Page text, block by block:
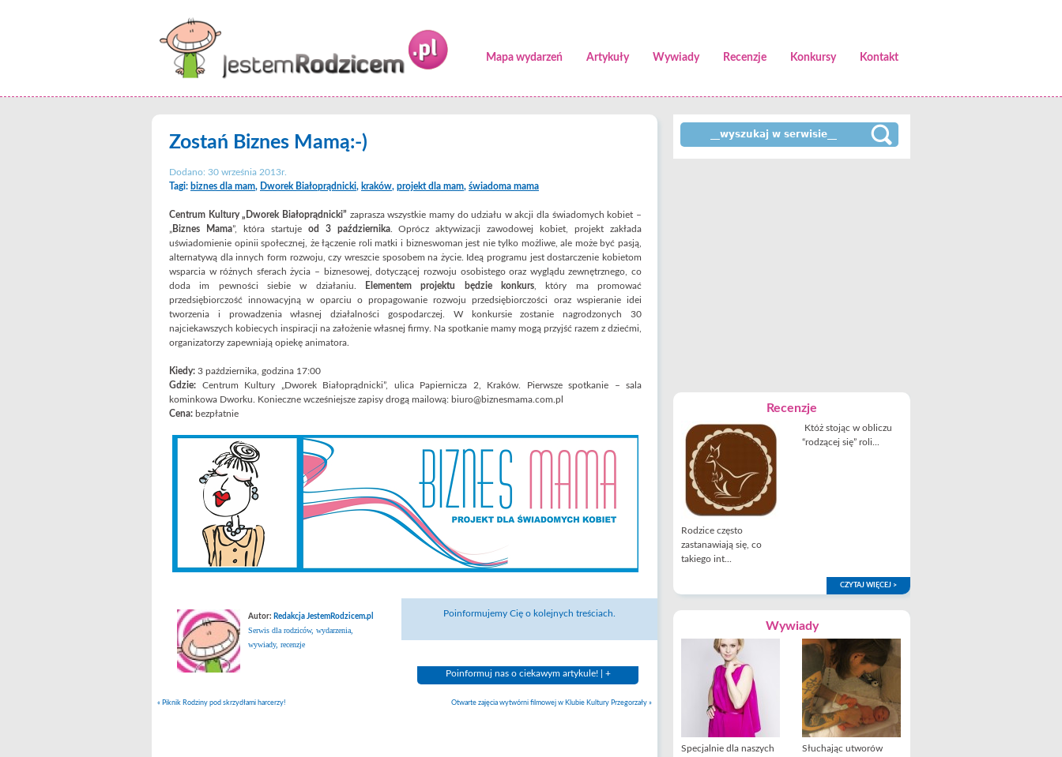
Mapa wydarzeń Artykuły Wywiady Recenzje Konkursy Kontakt
Zostań Biznes Mamą:-)
Dodano: 30 września 2013r.
Tagi: biznes dla mam, Dworek Białoprądnicki, kraków, projekt dla mam, świadoma mama
Centrum Kultury „Dworek Białoprądnicki”zaprasza wszystkie mamy do udziału w akcji dla świadomych kobiet –
„Biznes Mama”, która startuje od 3 października. Oprócz aktywizacji zawodowej kobiet, projekt zakłada
uświadomienie opinii społecznej, że łączenie roli matki i bizneswoman jest nie tylko możliwe, ale może być pasją,
alternatywą dla innych form rozwoju, czy wreszcie sposobem na życie. Ideą programu jest dostarczenie kobietom
wsparcia w różnych sferach życia – biznesowej, dotyczącej rozwoju osobistego oraz wyglądu zewnętrznego, co
doda im pewności siebie w działaniu.
Elementem projektu będzie konkurs , który ma promować
przedsiębiorczość innowacyjną w oparciu o propagowanie rozwoju przedsiębiorczości oraz wspieranie idei
tworzenia i prowadzenia własnej działalności gospodarczej. W konkursie zostanie nagrodzonych 30
najciekawszych kobiecych inspiracji na założenie własnej firmy. Na spotkanie mamy mogą przyjść razem z dziećmi,
organizatorzy zapewniają opiekę animatora.
Kiedy: 3 października, godzina 17:00
Gdzie: Centrum Kultury „Dworek Białoprądnicki”, ulica Papiernicza 2, Kraków. Pierwsze spotkanie – sala
kominkowa Dworku. Konieczne wcześniejsze zapisy drogą mailową: biuro@biznesmama.com.pl
Cena: bezpłatnie
Autor: Redakcja JestemRodzicem.pl
Serwis dla rodziców, wydarzenia,
wywiady, recenzje
Poinformujemy Cię o kolejnych treściach.
Poinformuj nas o ciekawym artykule! | +
« Piknik Rodziny pod skrzydłami harcerzy! Otwarte zajęcia wytwórni filmowej w Klubie Kultury Przegorzały »
Recenzje
Rodzice często
zastanawiają się, co
takiego int...
Któż stojąc w obliczu
“rodzącej się” roli...
CZYTAJ WIĘCEJ >
Wywiady
Specjalnie dla naszych
Słuchając utworów